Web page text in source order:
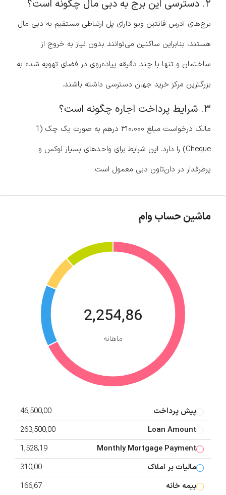
۲. دسترسی این برج به دبی مال چگونه است؟
برج‌های آدرس فانتین ویو دارای پل ارتباطی مستقیم به دبی مال
هستند، بنابراین ساکنین می‌توانند بدون نیاز به خروج از
ساختمان و تنها با چند دقیقه پیاده‌روی در فضای تهویه شده به
بزرگترین مرکز خرید جهان دسترسی داشته باشند.
۳. شرایط پرداخت اجاره چگونه است؟
مالک درخواست مبلغ ۳۱۰،۰۰۰ درهم به صورت یک چک (1
Cheque) را دارد. این شرایط برای واحدهای بسیار لوکس و
پرطرفدار در دان‌تاون دبی معمول است.
ماشین حساب وام
2,254,86
ماهانه
پیش پرداخت
46,500,00
Loan Amount
263,500,00
Monthly Mortgage Payment
1,528,19
مالیات بر املاک
310,00
بیمه خانه
166,67